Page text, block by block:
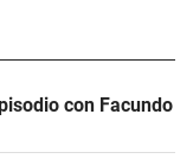
con Facundo